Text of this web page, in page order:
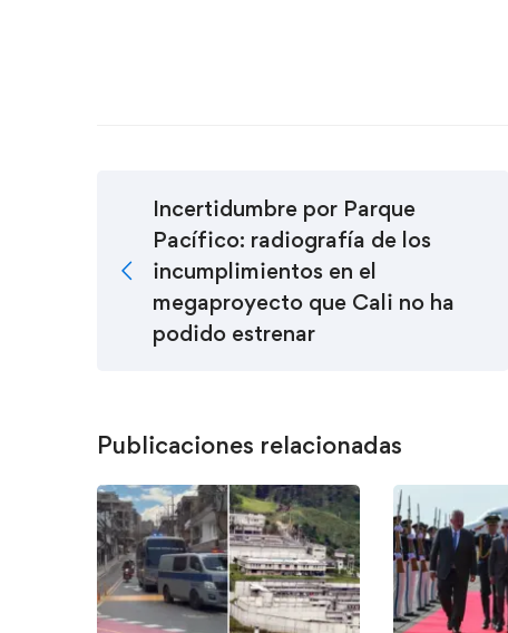
Incertidumbre por Parque
Pacífico: radiografía de los
incumplimientos en el
megaproyecto que Cali no ha
podido estrenar
Publicaciones relacionadas